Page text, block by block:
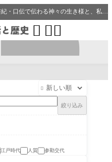
日本神話・日本の歴史、古事記・日本書紀・口伝で伝わる神々の生き様と、私たちの分野・生活、開運、神社との繋がり
 

絞り込み
江戸時代 人質 参勤交代